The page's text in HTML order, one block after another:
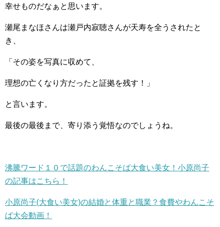
幸せものだなぁと思います。
瀬尾まなほさんは瀬戸内寂聴さんが天寿を全うされたと
き、
「その姿を写真に収めて、
理想の亡くなり方だったと証拠を残す！」
と言います。
最後の最後まで、寄り添う覚悟なのでしょうね。
沸騰ワード１０で話題のわんこそば大食い美女！小原尚子
の記事はこちら！
小原尚子(大食い美女)の結婚と体重と職業？食費やわんこそ
ば大会動画！